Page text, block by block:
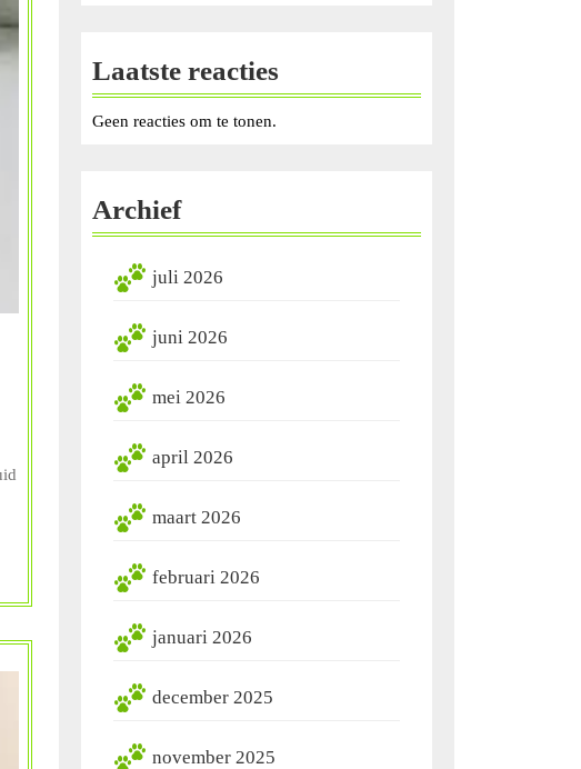
Laatste reacties
Geen reacties om te tonen.
Archief
juli 2026
juni 2026
mei 2026
april 2026
maart 2026
februari 2026
januari 2026
december 2025
november 2025